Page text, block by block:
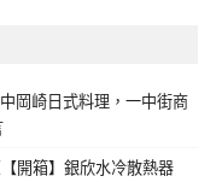
中岡崎日式料理，一中街商
【開箱】銀欣水冷散熱器